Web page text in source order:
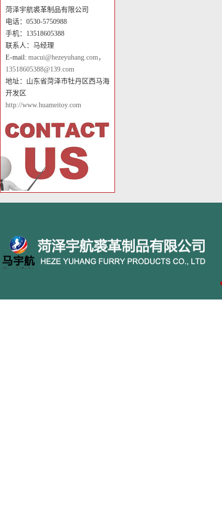
菏泽宇航裘革制品有限公司
电话：0530-5750988
手机：13518605388
联系人：马经理
E-mail: macui@hezeyuhang.com，
13518605388@139.com
地址：山东省菏泽市牡丹区西马海
开发区
http://www.huameitoy.com